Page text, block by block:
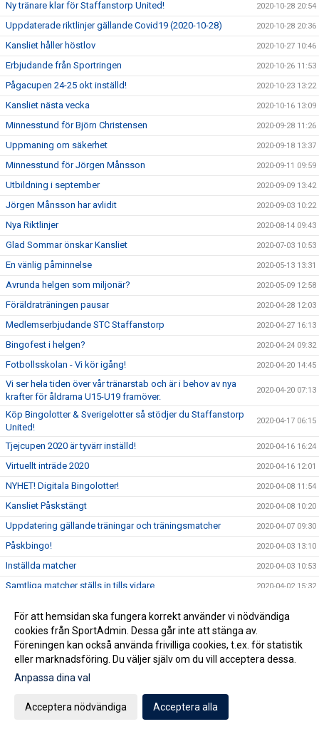
Ny tränare klar för Staffanstorp United! 2020-10-28 20:54
Uppdaterade riktlinjer gällande Covid19 (2020-10-28) 2020-10-28 20:36
Kansliet håller höstlov 2020-10-27 10:46
Erbjudande från Sportringen 2020-10-26 11:53
Pågacupen 24-25 okt inställd! 2020-10-23 13:22
Kansliet nästa vecka 2020-10-16 13:09
Minnesstund för Björn Christensen 2020-09-28 11:26
Uppmaning om säkerhet 2020-09-18 13:37
Minnesstund för Jörgen Månsson 2020-09-11 09:59
Utbildning i september 2020-09-09 13:42
Jörgen Månsson har avlidit 2020-09-03 10:22
Nya Riktlinjer 2020-08-14 09:43
Glad Sommar önskar Kansliet 2020-07-03 10:53
En vänlig påminnelse 2020-05-13 13:31
Avrunda helgen som miljonär? 2020-05-09 12:58
Föräldraträningen pausar 2020-04-28 12:03
Medlemserbjudande STC Staffanstorp 2020-04-27 16:13
Bingofest i helgen? 2020-04-24 09:32
Fotbollsskolan - Vi kör igång! 2020-04-20 14:45
Vi ser hela tiden över vår tränarstab och är i behov av nya
krafter för åldrarna U15-U19 framöver.
2020-04-20 07:13
Köp Bingolotter & Sverigelotter så stödjer du Staffanstorp
United!
2020-04-17 06:15
Tjejcupen 2020 är tyvärr inställd! 2020-04-16 16:24
Virtuellt inträde 2020 2020-04-16 12:01
NYHET! Digitala Bingolotter! 2020-04-08 11:54
Kansliet Påskstängt 2020-04-08 10:20
Uppdatering gällande träningar och träningsmatcher 2020-04-07 09:30
Påskbingo! 2020-04-03 13:10
Inställda matcher 2020-04-03 10:53
Samtliga matcher ställs in tills vidare 2020-04-02 15:32
hänsyn till covid19
2020-03-14 10:10
Staffansvallen stängs ner tills vidare! 2020-03-12 15:24
Nu anlitar vi en konsult för att optimera verksamheten 2020-03-06 07:01
Vårens domarkurser
Puma kommer till Vallen
För att hemsidan ska fungera korrekt använder vi nödvändiga
cookies från SportAdmin. Dessa går inte att stänga av.
Föreningen kan också använda frivilliga cookies, t.ex. för statistik
eller marknadsföring. Du väljer själv om du vill acceptera dessa.
Anpassa dina val
Acceptera nödvändiga Acceptera alla